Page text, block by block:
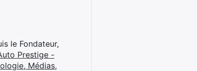
le Fondateur,
Prestige -
Médias,